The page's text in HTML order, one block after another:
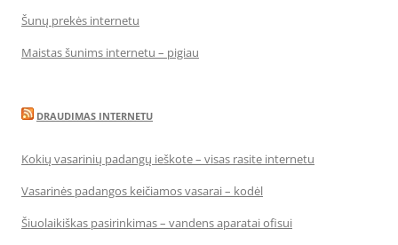
Šunų prekės internetu
Maistas šunims internetu – pigiau
DRAUDIMAS INTERNETU
Kokių vasarinių padangų ieškote – visas rasite internetu
Vasarinės padangos keičiamos vasarai – kodėl
Šiuolaikiškas pasirinkimas – vandens aparatai ofisui